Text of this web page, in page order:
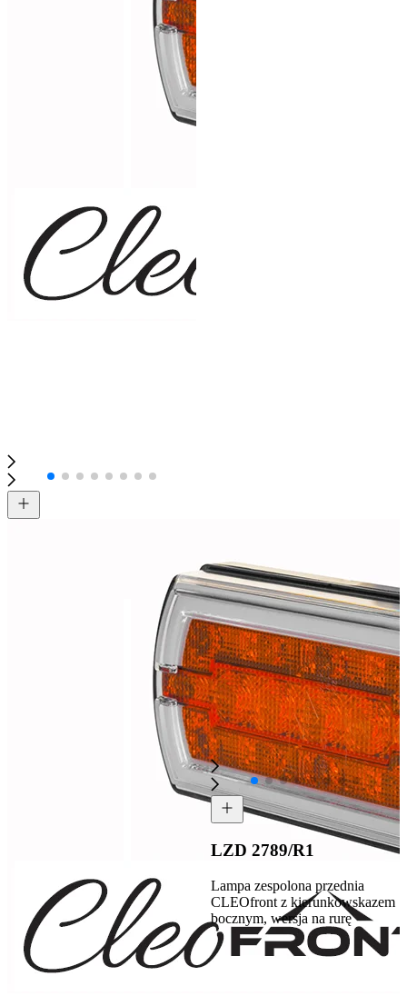
LZD 2789/R1
Lampa zespolona przednia
CLEOfront z kierunkowskazem
bocznym, wersja na rurę